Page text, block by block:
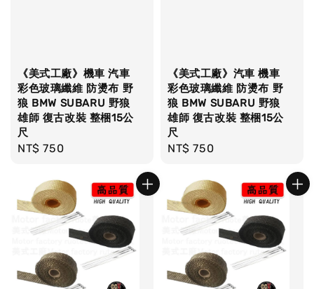
《美式工廠》機車 汽車
彩色玻璃纖維 防燙布 野
狼 BMW SUBARU 野狼
雄師 復古改裝 整梱15公
尺
Regular
NT$ 750
《美式工廠》汽車 機車
彩色玻璃纖維 防燙布 野
狼 BMW SUBARU 野狼
雄師 復古改裝 整梱15公
尺
Regular
NT$ 750